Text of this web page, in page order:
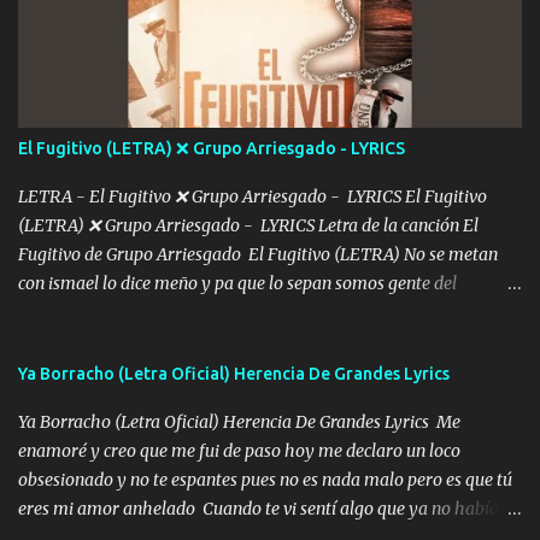
De mi vida... Cómo tú no hay nadie más No hay nadie
más Si te sientes sola no me llames porfa Me pongo sencible e
imagino tu sombra Clase azul es el tequila e interior la ropa Clip
cap la champagne el polvo es color rosa Me contacto un ángel eres
tú mi hermosa La que me alegra los días y sigo tomando Y
pensar... Que tú ya no vas a estar Pasarán... Solito me dejaras
Intentar... ...
El Fugitivo (LETRA) ❌ Grupo Arriesgado - LYRICS
LETRA - El Fugitivo ❌ Grupo Arriesgado - LYRICS El Fugitivo
(LETRA) ❌ Grupo Arriesgado - LYRICS Letra de la canción El
Fugitivo de Grupo Arriesgado El Fugitivo (LETRA) No se metan
con ismael lo dice meño y pa que lo sepan somos gente del
grande traemos la bandera 04 se oye por los radios y bien
ofrece también peleam'os bien atentó el compa huicho la corta al
cinto y radios colgados cuando salimos del rancho carros
blindándos y bien equipados no somos gente de problemas pero
defendemos muy bien nuestra tierra buena sombra nos cobija y el
Ya Borracho (Letra Oficial) Herencia De Grandes Lyrics
Ya Borracho (Letra Oficial) Herencia De Grandes Lyrics Me
enamoré y creo que me fui de paso hoy me declaro un loco
obsesionado y no te espantes pues no es nada malo pero es que tú
eres mi amor anhelado Cuando te vi sentí algo que ya no había